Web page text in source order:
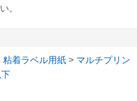
。
粘着ラベル用紙 > マルチプリン
下